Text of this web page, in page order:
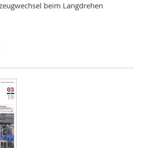
beim Langdrehen